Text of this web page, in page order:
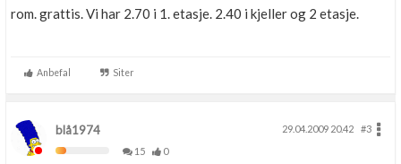
rom. grattis. Vi har 2.70 i 1. etasje. 2.40 i kjeller og 2 etasje.
Anbefal Siter
blå1974 29.04.2009 20.42
#3
15
0